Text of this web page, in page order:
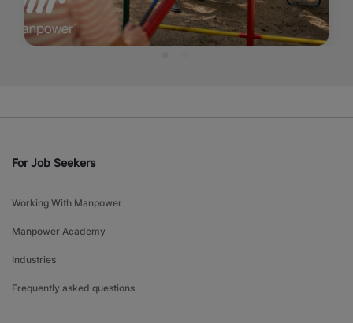
For Job Seekers
Working With Manpower
Manpower Academy
Industries
Frequently asked questions